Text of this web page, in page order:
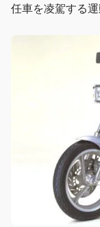
任車を凌駕する運